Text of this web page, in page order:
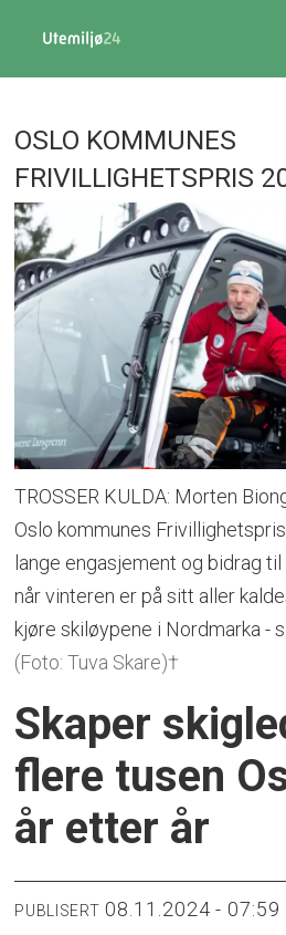
OSLO KOMMUNES
FRIVILLIGHETSPRIS
TROSSER KULDA: Morten
Oslo kommunes
lange engasjement og bidrag
når vinteren er på sitt aller
kjøre skiløypene i Nordmarka -
(Foto: Tuva Skare)†
Skaper
flere tusen
år etter år
PUBLISERT 08.11.2024 - 07:59